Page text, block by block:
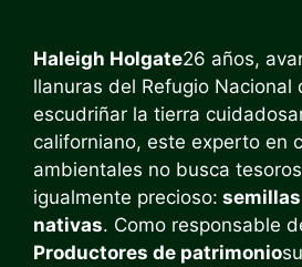
Haleigh Holgate26 años,
llanuras del Refugio Nacional
escudriñar la tierra
californiano, este experto en
ambientales no busca
igualmente precioso:
nativas. Como responsable
Productores de patrimonio